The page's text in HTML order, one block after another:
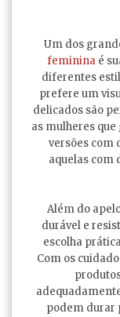
Um dos
feminina é
diferentes
prefere um
delicados são
as mulheres
versões com
aquelas com
Além do
durável e
escolha
Com os
podem durar